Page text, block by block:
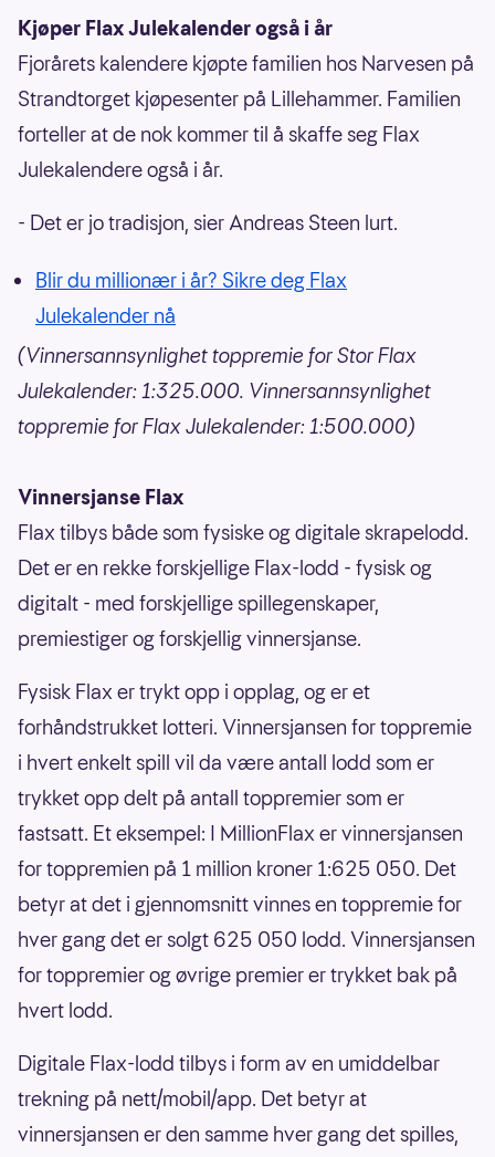
Kjøper Flax Julekalender også i år
Fjorårets kalendere kjøpte familien hos Narvesen på
Strandtorget kjøpesenter på Lillehammer. Familien
forteller at de nok kommer til å skaffe seg Flax
Julekalendere også i år.
- Det er jo tradisjon, sier Andreas Steen lurt.
Blir du millionær i år? Sikre deg Flax
Julekalender nå
(Vinnersannsynlighet toppremie for Stor Flax
Julekalender: 1:325.000. Vinnersannsynlighet
toppremie for Flax Julekalender: 1:500.000)
Vinnersjanse Flax
Flax tilbys både som fysiske og digitale skrapelodd.
Det er en rekke forskjellige Flax-lodd - fysisk og
digitalt - med forskjellige spillegenskaper,
premiestiger og forskjellig vinnersjanse.
Fysisk Flax er trykt opp i opplag, og er et
forhåndstrukket lotteri. Vinnersjansen for toppremie
i hvert enkelt spill vil da være antall lodd som er
trykket opp delt på antall toppremier som er
fastsatt. Et eksempel: I MillionFlax er vinnersjansen
for toppremien på 1 million kroner 1:625 050. Det
betyr at det i gjennomsnitt vinnes en toppremie for
hver gang det er solgt 625 050 lodd. Vinnersjansen
for toppremier og øvrige premier er trykket bak på
hvert lodd.
Digitale Flax-lodd tilbys i form av en umiddelbar
trekning på nett/mobil/app. Det betyr at
vinnersjansen er den samme hver gang det spilles,